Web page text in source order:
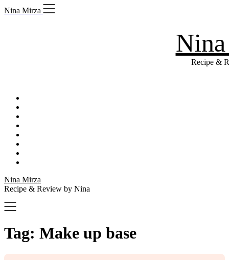
Skip
to
Nina Mirza
Recipe &
Nina Mirza
Recipe & Review by Nina
Tag: Make up base